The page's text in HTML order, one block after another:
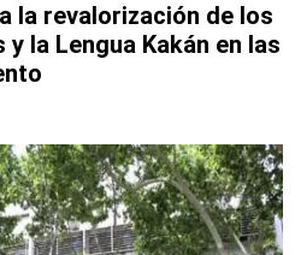
la revalorización de los
la Lengua Kakán en las